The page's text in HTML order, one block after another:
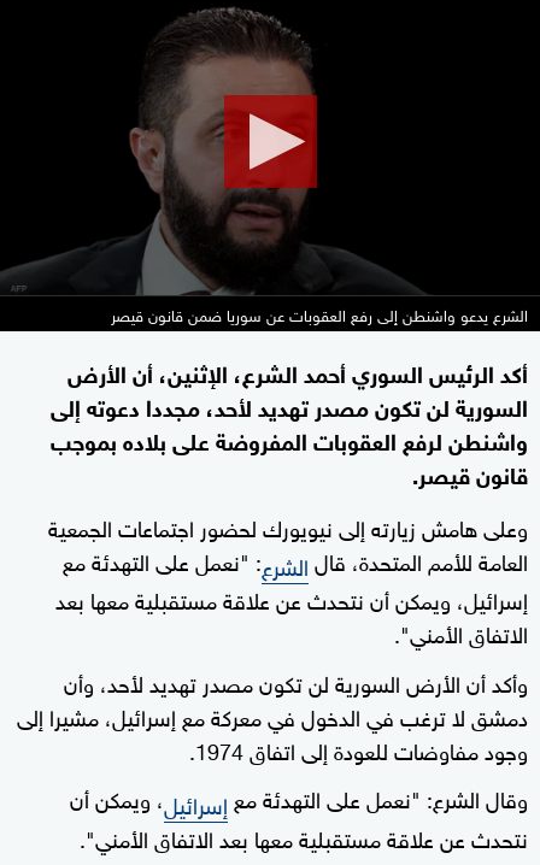
الشرع يدعو واشنطن إلى رفع العقوبات عن سوريا ضمن قانون قيصر
أكد الرئيس السوري أحمد الشرع، الإثنين، أن الأرض
السورية لن تكون مصدر تهديد لأحد، مجددا دعوته إلى
واشنطن لرفع العقوبات المفروضة على بلاده بموجب
قانون قيصر.
وعلى هامش زيارته إلى نيويورك لحضور اجتماعات الجمعية
العامة للأمم المتحدة، قالالشرع: "نعمل على التهدئة مع
إسرائيل، ويمكن أن نتحدث عن علاقة مستقبلية معها بعد
الاتفاق الأمني".
وأكد أن الأرض السورية لن تكون مصدر تهديد لأحد، وأن
دمشق لا ترغب في الدخول في معركة مع إسرائيل، مشيرا إلى
وجود مفاوضات للعودة إلى اتفاق 1974.
وقال الشرع: "نعمل على التهدئة معإسرائيل، ويمكن أن
نتحدث عن علاقة مستقبلية معها بعد الاتفاق الأمني".